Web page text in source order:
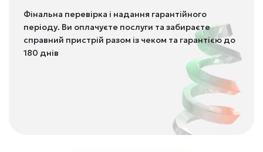
Фінальна перевірка і надання гарантійного
періоду. Ви оплачуєте послуги та забираєте
справний пристрій разом із чеком та гарантією до
180 днів